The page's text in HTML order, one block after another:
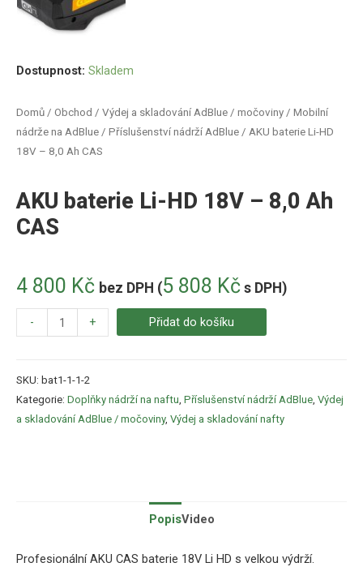
Domů / Obchod / Výdej a skladování AdBlue / močoviny / Mobilní
nádrže na AdBlue / Příslušenství nádrží AdBlue / AKU baterie Li-HD
18V – 8,0 Ah CAS
AKU baterie Li-HD 18V – 8,0 Ah
CAS
4 800 Kč bez DPH (5 808 Kč s DPH)
Dostupnost: Skladem
- + Přidat do košíku
SKU: bat1-1-1-2
Kategorie: Doplňky nádrží na naftu Příslušenství nádrží AdBlue Výdej
a skladování AdBlue / močoviny, Výdej a skladování nafty
PopisVideo
Profesionální AKU CAS baterie 18V Li HD s velkou výdrží.